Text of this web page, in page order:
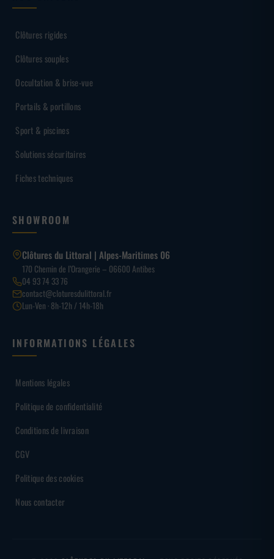
Clôtures rigides
Clôtures souples
Occultation & brise-vue
Portails & portillons
Sport & piscines
Solutions sécuritaires
Fiches techniques
SHOWROOM
Clôtures du Littoral | Alpes-Maritimes 06
170 Chemin de l’Orangerie – 06600 Antibes
04 93 74 33 76
contact@cloturesdulittoral.fr
Lun-Ven · 8h-12h / 14h-18h
INFORMATIONS LÉGALES
Mentions légales
Politique de confidentialité
Conditions de livraison
CGV
Politique des cookies
Nous contacter